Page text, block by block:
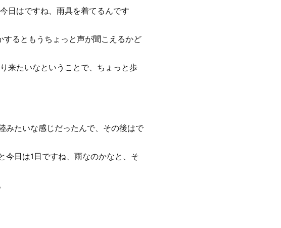
日はですね、雨具を着てるんです
るともうちょっと声が聞こえるかど
来たいなということで、ちょっと歩
みたいな感じだったんで、その後はで
今日は1日ですね、雨なのかなと、そ